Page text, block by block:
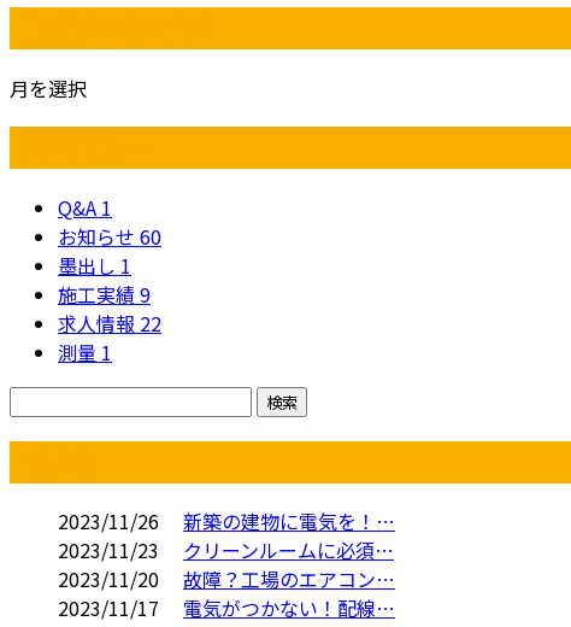
月を選択
Q&A 1
お知らせ 60
墨出し 1
施工実績9
求人情報 22
測量 1
2023/11/26
新築の建物に電気を！…
2023/11/23
クリーンルームに必須…
2023/11/20
故障？工場のエアコン…
2023/11/17
電気がつかない！配線…